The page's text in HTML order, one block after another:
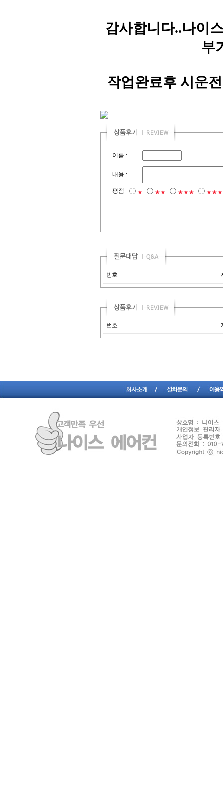
감사합니다..나이
부
작업완료후 시운
이름 :
내용 :
평점 ★ ★★ ★★★
번호
번호